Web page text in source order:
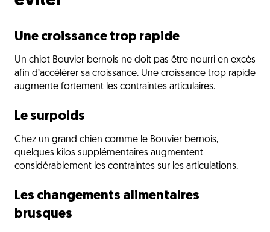
Une croissance trop rapide
Un chiot Bouvier bernois ne doit pas être nourri en excès
afin d’accélérer sa croissance. Une croissance trop rapide
augmente fortement les contraintes articulaires.
Le surpoids
Chez un grand chien comme le Bouvier bernois,
quelques kilos supplémentaires augmentent
considérablement les contraintes sur les articulations.
Les changements alimentaires
brusques